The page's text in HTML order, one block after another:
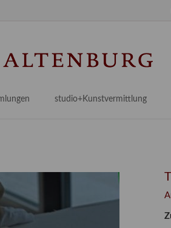
kulturtouristische Ziele
17.–19. Jh.
Malerei 20./21. Jh.
Sammlung
studio+Kunstvermittlung
Angebote für Erwachsene
Angebote für Kitas